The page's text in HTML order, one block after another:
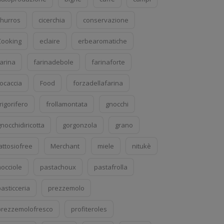
cicerchia conservazione
eclaire erbearomatiche
farinadebole farinaforte
Food forzadellafarina
frollamontata gnocchi
gorgonzola grano
Merchant miele nitukè
pastachoux pastafrolla
prezzemolo
profiteroles